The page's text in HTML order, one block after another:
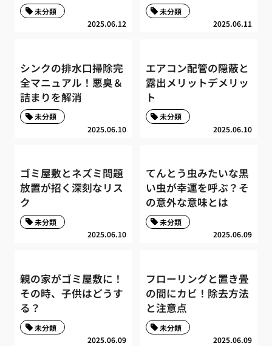
2025.06.12
未分類
2025.06.11
未分類
シンクの排水口掃除完
全マニュアル！悪臭＆
詰まりを解消
2025.06.10
未分類
エアコン配管の隠蔽と
露出メリットデメリッ
ト
2025.06.10
未分類
ゴミ屋敷とネズミ問題
放置が招く深刻なリス
ク
2025.06.10
未分類
てんとう虫みたいな黒
い虫が幸運を呼ぶ？そ
の意外な意味とは
2025.06.09
未分類
親の家がゴミ屋敷に！
その時、子供はどうす
る？
2025.06.09
未分類
フローリングと置き畳
の間にカビ！除去方法
と注意点
2025.06.09
未分類